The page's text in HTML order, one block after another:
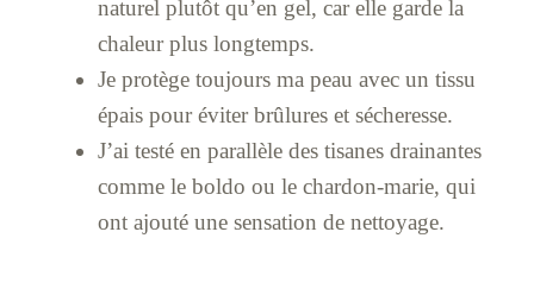
naturel plutôt qu’en gel, car elle garde la
chaleur plus longtemps.
Je protège toujours ma peau avec un tissu
épais pour éviter brûlures et sécheresse.
J’ai testé en parallèle des tisanes drainantes
comme le boldo ou le chardon-marie, qui
ont ajouté une sensation de nettoyage.